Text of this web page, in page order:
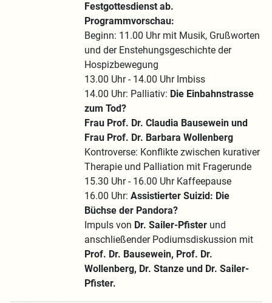
Festgottesdienst ab.
Programmvorschau:
Beginn: 11.00 Uhr mit Musik, Grußworten
und der Enstehungsgeschichte der
Hospizbewegung
13.00 Uhr - 14.00 Uhr Imbiss
14.00 Uhr: Palliativ: Die Einbahnstrasse
zum Tod?
Frau Prof. Dr. Claudia Bausewein und
Frau Prof. Dr. Barbara Wollenberg
Kontroverse: Konflikte zwischen kurativer
Therapie und Palliation mit Fragerunde
15.30 Uhr - 16.00 Uhr Kaffeepause
16.00 Uhr: Assistierter Suizid: Die
Büchse der Pandora?
Impuls von Dr. Sailer-Pfister und
anschließender Podiumsdiskussion mit
Prof. Dr. Bausewein, Prof. Dr.
Wollenberg, Dr. Stanze und Dr. Sailer-
Pfister.